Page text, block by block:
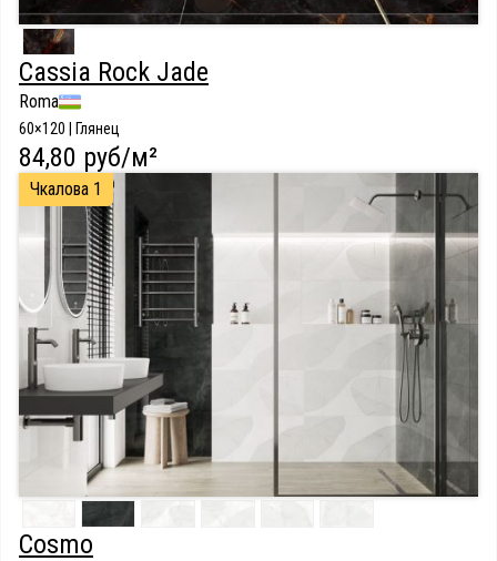
Cassia Rock Jade
Roma
60×120 | Глянец
84,80 руб/м²
Чкалова 1
Cosmo